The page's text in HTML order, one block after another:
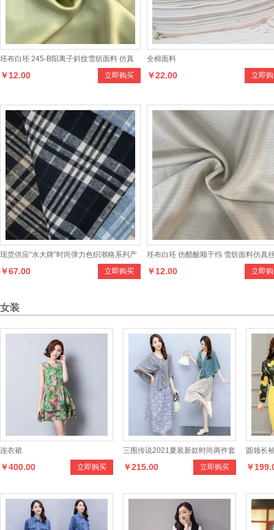
坯布白坯 245-B阳离子斜纹雪纺面料 仿真
丝时装面料 立即购买
￥12.00
全棉面料
立即
￥22.00
现货供应“水大牌”时尚弹力色织潮格系列产
品，款式多样，手感柔和，适合制作男女时
立即购买
￥67.00
坯布白坯 仿醋酸顺于绉 雪纺面料仿真
料时装女装面料 立即
￥12.00
女装
连衣裙
立即购买
￥400.00
三围传说2021夏装新款时尚两件套
套裙 连衣裙 小披肩 1025立即购买
￥215.00
圆领长
紧腰短
￥